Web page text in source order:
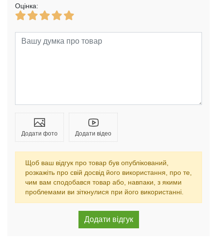
Оцінка:
Додати фото Додати відео
Щоб ваш відгук про товар був опублікований,
розкажіть про свій досвід його використання, про те,
чим вам сподобався товар або, навпаки, з якими
проблемами ви зіткнулися при його використанні.